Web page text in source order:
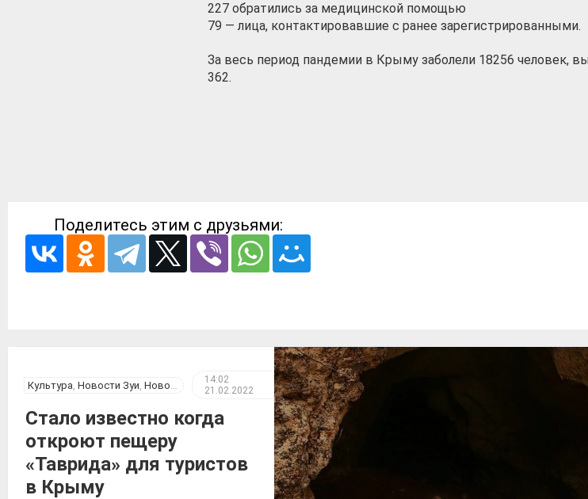
227 обратились за медицинской помощью
79 — лица, контактировавшие с ранее зарегистрированными.
За весь период пандемии в Крыму заболели 18256 человек,
362.
Поделитесь этим с друзьями:
Культура Новости Зуи Новости Крыма
14:02
21.02.2022
Стало известно когда
откроют пещеру
«Таврида» для туристов
в Крыму